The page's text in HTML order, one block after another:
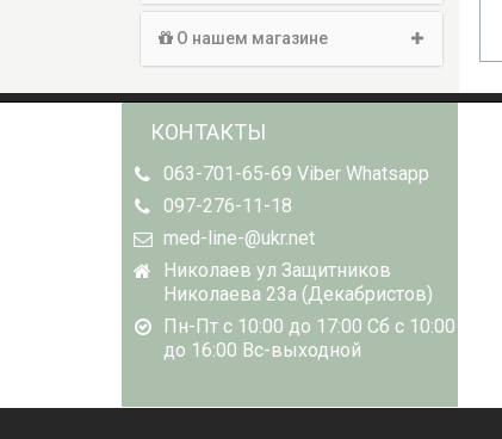
О нашем магазине
КОНТАКТЫ
063-701-65-69 Viber Whatsapp
097-276-11-18
med-line-@ukr.net
Николаев ул Защитников
Николаева 23а (Декабристов)
Пн-Пт с 10:00 до 17:00 Сб с 10:00
до 16:00 Вс-выходной